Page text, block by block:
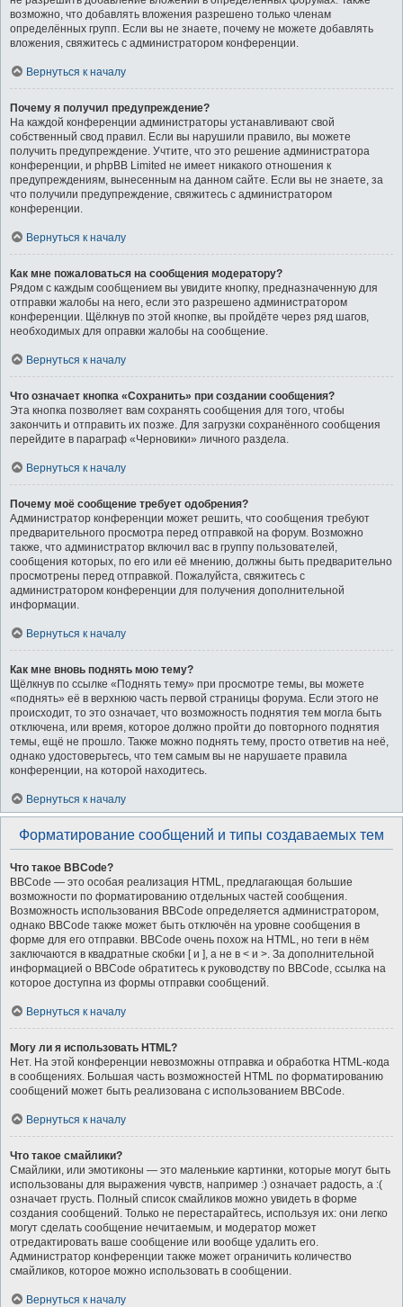
возможно, что добавлять вложения разрешено только членам
определённых групп. Если вы не знаете, почему не можете добавлять
вложения, свяжитесь с администратором конференции.
Вернуться к началу
Почему я получил предупреждение?
На каждой конференции администраторы устанавливают свой
собственный свод правил. Если вы нарушили правило, вы можете
получить предупреждение. Учтите, что это решение администратора
конференции, и phpBB Limited не имеет никакого отношения к
предупреждениям, вынесенным на данном сайте. Если вы не знаете, за
что получили предупреждение, свяжитесь с администратором
конференции.
Вернуться к началу
Как мне пожаловаться на сообщения модератору?
Рядом с каждым сообщением вы увидите кнопку, предназначенную для
отправки жалобы на него, если это разрешено администратором
конференции. Щёлкнув по этой кнопке, вы пройдёте через ряд шагов,
необходимых для оправки жалобы на сообщение.
Вернуться к началу
Что означает кнопка «Сохранить» при создании сообщения?
Эта кнопка позволяет вам сохранять сообщения для того, чтобы
закончить и отправить их позже. Для загрузки сохранённого сообщения
перейдите в параграф «Черновики» личного раздела.
Вернуться к началу
Почему моё сообщение требует одобрения?
Администратор конференции может решить, что сообщения требуют
предварительного просмотра перед отправкой на форум. Возможно
также, что администратор включил вас в группу пользователей,
сообщения которых, по его или её мнению, должны быть предварительно
просмотрены перед отправкой. Пожалуйста, свяжитесь с
администратором конференции для получения дополнительной
информации.
Вернуться к началу
Как мне вновь поднять мою тему?
Щёлкнув по ссылке «Поднять тему» при просмотре темы, вы можете
«поднять» её в верхнюю часть первой страницы форума. Если этого не
происходит, то это означает, что возможность поднятия тем могла быть
отключена, или время, которое должно пройти до повторного поднятия
темы, ещё не прошло. Также можно поднять тему, просто ответив на неё,
однако удостоверьтесь, что тем самым вы не нарушаете правила
конференции, на которой находитесь.
Вернуться к началу
Форматирование сообщений и типы создаваемых тем
Что такое BBCode?
BBCode — это особая реализация HTML, предлагающая большие
возможности по форматированию отдельных частей сообщения.
Возможность использования BBCode определяется администратором,
однако BBCode также может быть отключён на уровне сообщения в
форме для его отправки. BBCode очень похож на HTML, но теги в нём
заключаются в квадратные скобки [ и ], а не в < и >. За дополнительной
информацией о BBCode обратитесь к руководству по BBCode, ссылка на
которое доступна из формы отправки сообщений.
Вернуться к началу
Могу ли я использовать HTML?
Нет. На этой конференции невозможны отправка и обработка HTML-кода
в сообщениях. Большая часть возможностей HTML по форматированию
сообщений может быть реализована с использованием BBCode.
Вернуться к началу
Что такое смайлики?
Смайлики, или эмотиконы — это маленькие картинки, которые могут быть
использованы для выражения чувств, например :) означает радость, а :(
означает грусть. Полный список смайликов можно увидеть в форме
создания сообщений. Только не перестарайтесь, используя их: они легко
могут сделать сообщение нечитаемым, и модератор может
отредактировать ваше сообщение или вообще удалить его.
Администратор конференции также может ограничить количество
смайликов, которое можно использовать в сообщении.
Вернуться к началу